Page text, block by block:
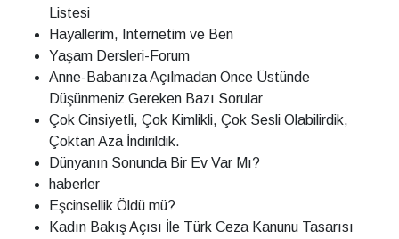
Listesi
Hayallerim, Internetim ve Ben
Yaşam Dersleri-Forum
Anne-Babanıza Açılmadan Önce Üstünde
Düşünmeniz Gereken Bazı Sorular
Çok Cinsiyetli, Çok Kimlikli, Çok Sesli Olabilirdik,
Çoktan Aza İndirildik.
Dünyanın Sonunda Bir Ev Var Mı?
haberler
Eşcinsellik Öldü mü?
Kadın Bakış Açısı İle Türk Ceza Kanunu Tasarısı